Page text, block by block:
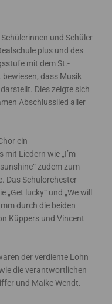
und Schüler
plus und des
mit dem St.-
dass Musik
Dies zeigte sich
Abschlusslied aller
ein
Liedern wie „I’m
zudem zum
Das Schulorchester
lucky“ und „We will
durch die beiden
Küppers und Vincent
der verdiente Lohn
die verantwortlichen
und Maike Wendt.